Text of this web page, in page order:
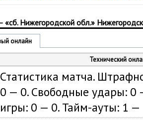
«сб. Нижегородской обл.»
онлайн
Технический
Статистика матча.
0 — 0. Свободные удары: 0
игры: 0 — 0. Тайм-ауты: 1 —